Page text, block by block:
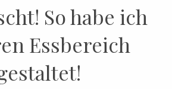
So habe ich
Essbereich